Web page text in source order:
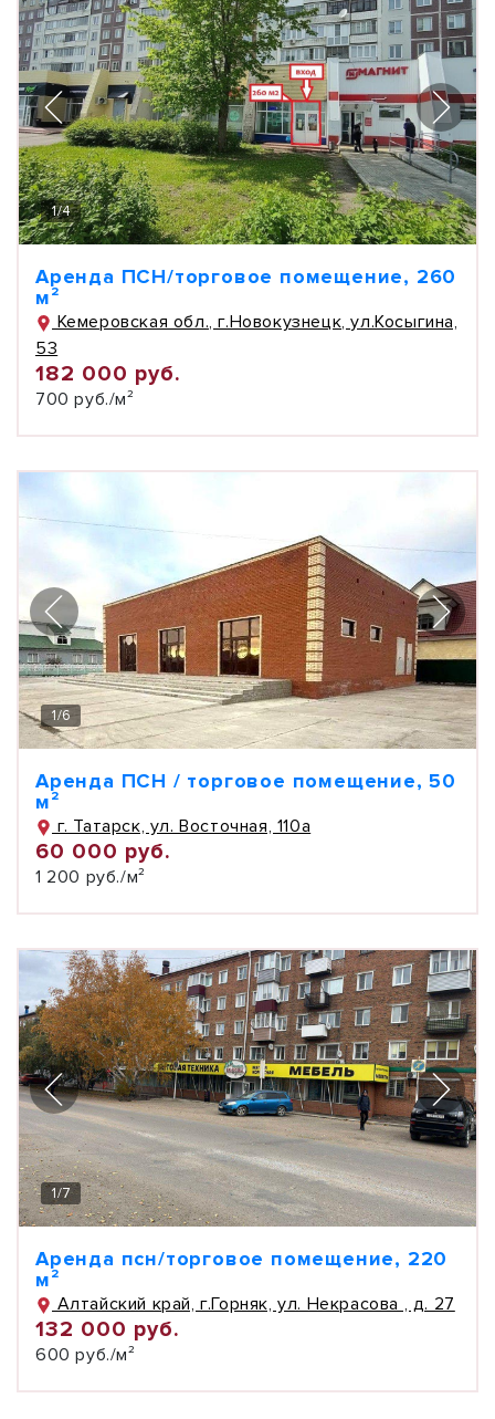
1/4
Аренда ПСН/торговое помещение, 260
м²
Кемеровская обл., г.Новокузнецк, ул.Косыгина,
53
182 000 руб.
700 руб./м²
1/6
Аренда ПСН / торговое помещение, 50
м²
г. Татарск, ул. Восточная, 110а
60 000 руб.
1 200 руб./м²
1/7
Аренда псн/торговое помещение, 220
м²
Алтайский край, г.Горняк, ул. Некрасова , д. 27
132 000 руб.
600 руб./м²